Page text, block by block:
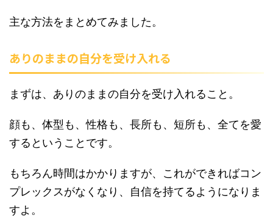
主な方法をまとめてみました。
ありのままの自分を受け入れる
まずは、ありのままの自分を受け入れること。
顔も、体型も、性格も、長所も、短所も、全てを愛
するということです。
もちろん時間はかかりますが、これができればコン
プレックスがなくなり、自信を持てるようになりま
すよ。